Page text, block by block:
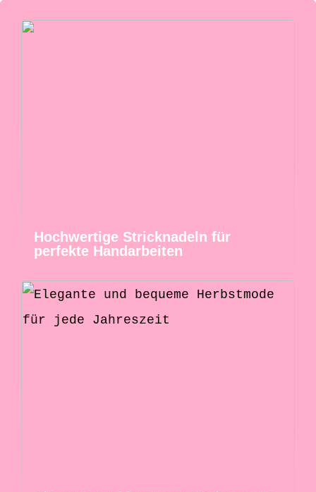
Hochwertige Stricknadeln für
perfekte Handarbeiten